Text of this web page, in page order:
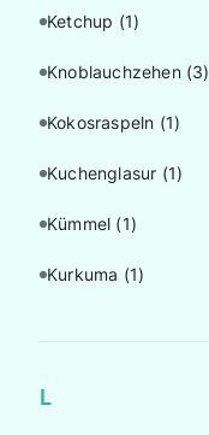
Ketchup (1)
Knoblauchzehen (3)
Kokosraspeln (1)
Kuchenglasur (1)
Kümmel (1)
Kurkuma (1)
L